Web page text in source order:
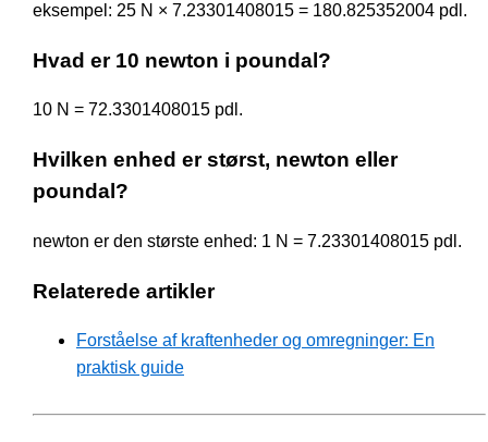
eksempel: 25 N × 7.23301408015 = 180.825352004 pdl.
Hvad er 10 newton i poundal?
10 N = 72.3301408015 pdl.
Hvilken enhed er størst, newton eller
poundal?
newton er den største enhed: 1 N = 7.23301408015 pdl.
Relaterede artikler
Forståelse af kraftenheder og omregninger: En
praktisk guide